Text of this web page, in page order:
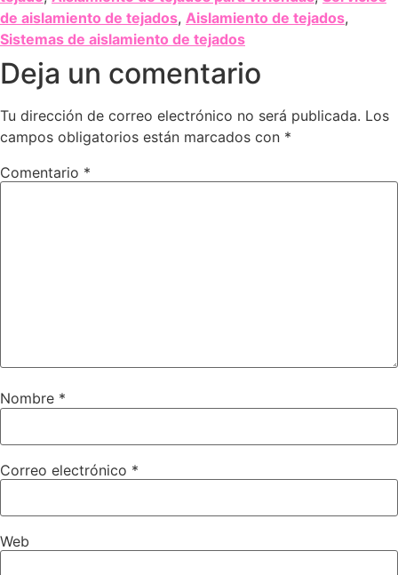
de aislamiento de tejados, Aislamiento de tejados,
Sistemas de aislamiento de tejados
Deja un comentario
Tu dirección de correo electrónico no será publicada. Los
campos obligatorios están marcados con *
Comentario *
Nombre *
Correo electrónico *
Web